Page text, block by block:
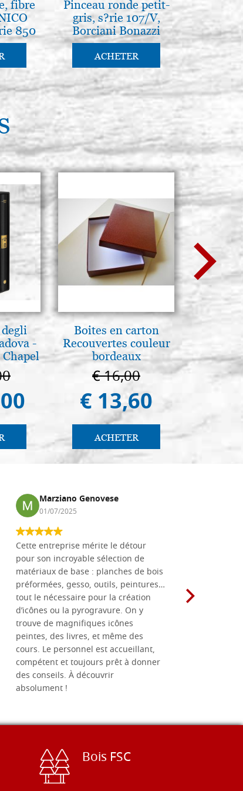
ACHETER
Stocker: 10 - COD. P0122
ACHETER
fibre
850
Pinceau ronde petit-
gris, s?rie 107/V,
Borciani Bonazzi
ACHETER
-
Boites en carton
Recouvertes couleur
bordeaux
€ 16,00
€ 13,60
ACHETER
della
€
Marziano Genovese
01/07/2025
Cette entreprise mérite le détour
pour son incroyable sélection de
matériaux de base : planches de bois
préformées, gesso, outils, peintures…
tout le nécessaire pour la création
d’icônes ou la pyrogravure. On y
trouve de magnifiques icônes
peintes, des livres, et même des
cours. Le personnel est accueillant,
compétent et toujours prêt à donner
des conseils. À découvrir
absolument !
Bois FSC